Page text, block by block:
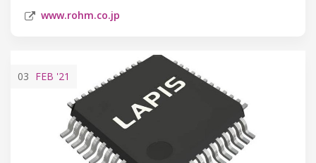
www.rohm.co.jp
03 FEB '21